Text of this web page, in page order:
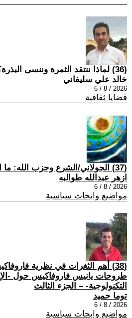
(36) لماذا ننتقد الثمرة وننسى البذرة؟
خالد علي سليفاني
2026 / 8 / 6
قضايا ثقافية
(37) الجولاني/الشرع وحزب الله: ما الذي تغيّر..؟!
ازهر عبدالله طوالبه
2026 / 8 / 6
مواضيع وابحاث سياسية
(38) أهم الثغرات في نظرية
طروحات يانيس فاروفاكيس حول -
التكنولوجية- – الجزء الثالث
توما حميد
2026 / 8 / 6
مواضيع وابحاث سياسية